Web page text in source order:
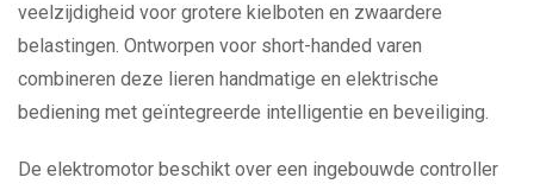
veelzijdigheid voor grotere kielboten en zwaardere
belastingen. Ontworpen voor short-handed varen
combineren deze lieren handmatige en elektrische
bediening met geïntegreerde intelligentie en beveiliging.
De elektromotor beschikt over een ingebouwde controller